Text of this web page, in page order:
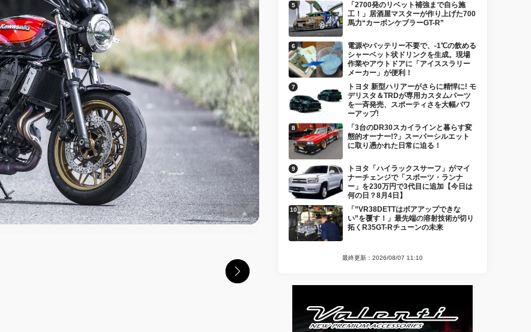
「2700発のリベット補強まで自ら施
工！」居酒屋マスターが作り上げた700
馬力“カーボンケブラーGT-R”
電源やバッテリー不要で、-1℃の飲める
シャーベット状ドリンクを生成。現場
作業やアウトドアに「アイススラリー
メーカー」が便利！
トヨタ 新型ハリアーがさらに精悍に! モ
デリスタ＆TRDが専用カスタムパーツ
を一斉発売、スポーティさを大幅パワ
ーアップ!
「3台のDR30スカイラインと暮らす変
態的オーナー!?」スーパーシルエット
に取り憑かれた日常に迫る！
トヨタ「ハイラックスサーフ」がマイ
ナーチェンジで「スポーツ・ランナ
ー」を230万円で3代目に追加【今日は
何の日？8月4日】
「”VR38DETTはボアアップできな
い”を覆す！」最先端の溶射技術が切り
拓くR35GT-Rチューンの未来
最終更新：2026/08/07 11:10